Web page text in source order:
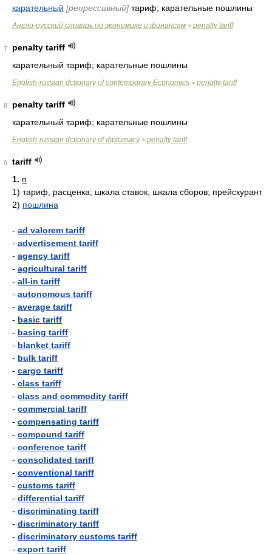
карательный [репрессивный] тариф; карательные пошлины
Англо-русский словарь по экономике и финансам > penalty tariff
7
penalty tariff
карательный тариф; карательные пошлины
English-russian dctionary of contemporary Economics > penalty tariff
8
penalty tariff
карательный тариф; карательные пошлины
English-russian dctionary of diplomacy> penalty tariff
9
tariff
1. n
1) тариф, расценка; шкала ставок, шкала сборов; прейскурант
2) пошлина
- ad valorem tariff
- advertisement tariff
- agency tariff
- agricultural tariff
- all-in tariff
- autonomous tariff
- average tariff
- basic tariff
- basing tariff
- blanket tariff
- bulk tariff
- cargo tariff
- class tariff
- class and commodity tariff
- commercial tariff
- compensating tariff
- compound tariff
- conference tariff
- consolidated tariff
- conventional tariff
- customs tariff
- differential tariff
- discriminating tariff
- discriminatory tariff
- discriminatory customs tariff
- export tariff